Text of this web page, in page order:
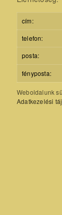
cím:
telefon:
posta:
fényposta:
Weboldalunk
Adatkezelési